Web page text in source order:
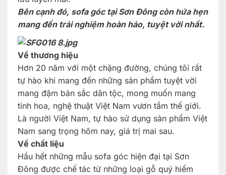
Bên cạnh đó, sofa góc tại Sơn Đông còn hứa hẹn
mang đến trải nghiệm hoàn hảo, tuyệt vời nhất.
Về thương hiệu
Hơn 20 năm với một chặng đường, chúng tôi rất
tự hào khi mang đến những sản phẩm tuyệt vời
mang đậm bản sắc dân tộc, mong muốn mang
tinh hoa, nghệ thuật Việt Nam vươn tầm thế giới.
Là người Việt Nam, tự hào sử dụng sản phẩm Việt
Nam sang trọng hôm nay, giá trị mai sau.
Về chất liệu
Hầu hết những mẫu sofa góc hiện đại tại Sơn
Đông được chế tác từ những loại gỗ quý hiếm